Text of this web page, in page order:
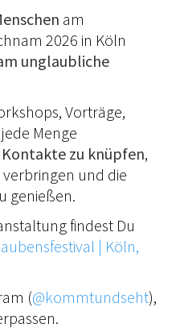
am
2026 in Köln
unglaubliche
Vorträge,
Menge
Kontakte zu knüpfen,
und die
genießen.
findest Du
| Köln,
(@kommtundseht),